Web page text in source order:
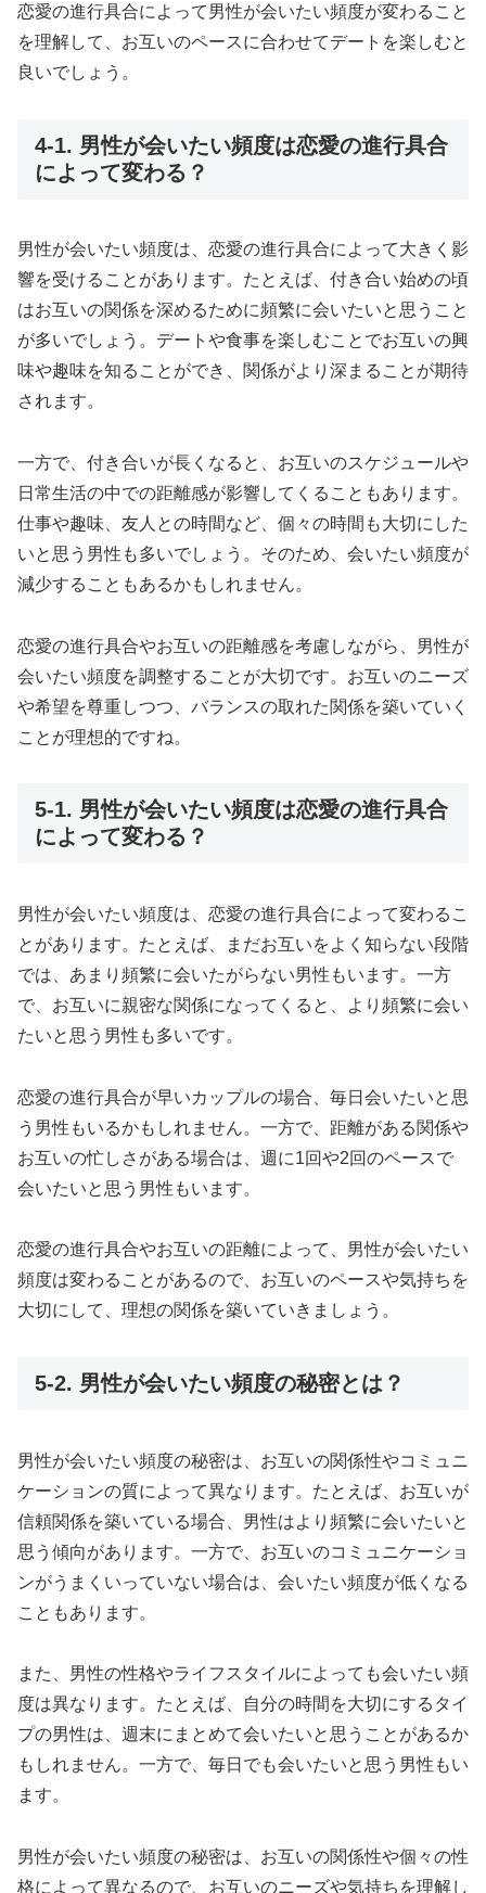
恋愛の進行具合によって男性が会いたい頻度が変わること
を理解して、お互いのペースに合わせてデートを楽しむと
良いでしょう。
4-1. 男性が会いたい頻度は恋愛の進行具合
によって変わる？
男性が会いたい頻度は、恋愛の進行具合によって大きく影
響を受けることがあります。たとえば、付き合い始めの頃
はお互いの関係を深めるために頻繁に会いたいと思うこと
が多いでしょう。デートや食事を楽しむことでお互いの興
味や趣味を知ることができ、関係がより深まることが期待
されます。
一方で、付き合いが長くなると、お互いのスケジュールや
日常生活の中での距離感が影響してくることもあります。
仕事や趣味、友人との時間など、個々の時間も大切にした
いと思う男性も多いでしょう。そのため、会いたい頻度が
減少することもあるかもしれません。
恋愛の進行具合やお互いの距離感を考慮しながら、男性が
会いたい頻度を調整することが大切です。お互いのニーズ
や希望を尊重しつつ、バランスの取れた関係を築いていく
ことが理想的ですね。
5-1. 男性が会いたい頻度は恋愛の進行具合
によって変わる？
男性が会いたい頻度は、恋愛の進行具合によって変わるこ
とがあります。たとえば、まだお互いをよく知らない段階
では、あまり頻繁に会いたがらない男性もいます。一方
で、お互いに親密な関係になってくると、より頻繁に会い
たいと思う男性も多いです。
恋愛の進行具合が早いカップルの場合、毎日会いたいと思
う男性もいるかもしれません。一方で、距離がある関係や
お互いの忙しさがある場合は、週に1回や2回のペースで
会いたいと思う男性もいます。
恋愛の進行具合やお互いの距離によって、男性が会いたい
頻度は変わることがあるので、お互いのペースや気持ちを
大切にして、理想の関係を築いていきましょう。
5-2. 男性が会いたい頻度の秘密とは？
男性が会いたい頻度の秘密は、お互いの関係性やコミュニ
ケーションの質によって異なります。たとえば、お互いが
信頼関係を築いている場合、男性はより頻繁に会いたいと
思う傾向があります。一方で、お互いのコミュニケーショ
ンがうまくいっていない場合は、会いたい頻度が低くなる
こともあります。
また、男性の性格やライフスタイルによっても会いたい頻
度は異なります。たとえば、自分の時間を大切にするタイ
プの男性は、週末にまとめて会いたいと思うことがあるか
もしれません。一方で、毎日でも会いたいと思う男性もい
ます。
男性が会いたい頻度の秘密は、お互いの関係性や個々の性
格によって異なるので、お互いのニーズや気持ちを理解し